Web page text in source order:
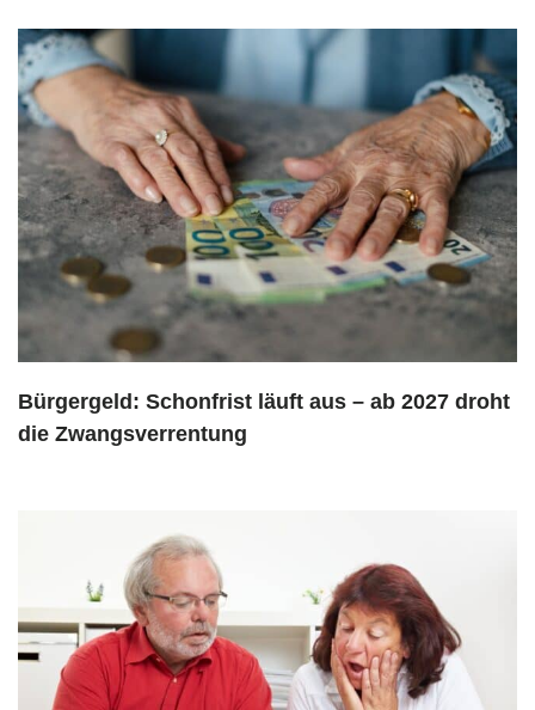
Bürgergeld: Schonfrist läuft aus – ab 2027 droht
die Zwangsverrentung